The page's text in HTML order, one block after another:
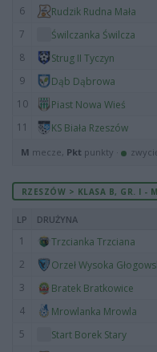
6
Rudzik Rudna Mała
7
Świlczanka Świlcza
8
Strug II Tyczyn
9
Dąb Dąbrowa
10
Piast Nowa Wieś
11
KS Biała Rzeszów
M mecze, Pkt punkty ·
RZESZÓW > KLASA B, GR. I -
LP DRUŻYNA
1 Trzcianka Trzciana
2
Orzeł Wysoka
3
Bratek Bratkowice
4
Mrowlanka Mrowla
5
Start Borek Stary